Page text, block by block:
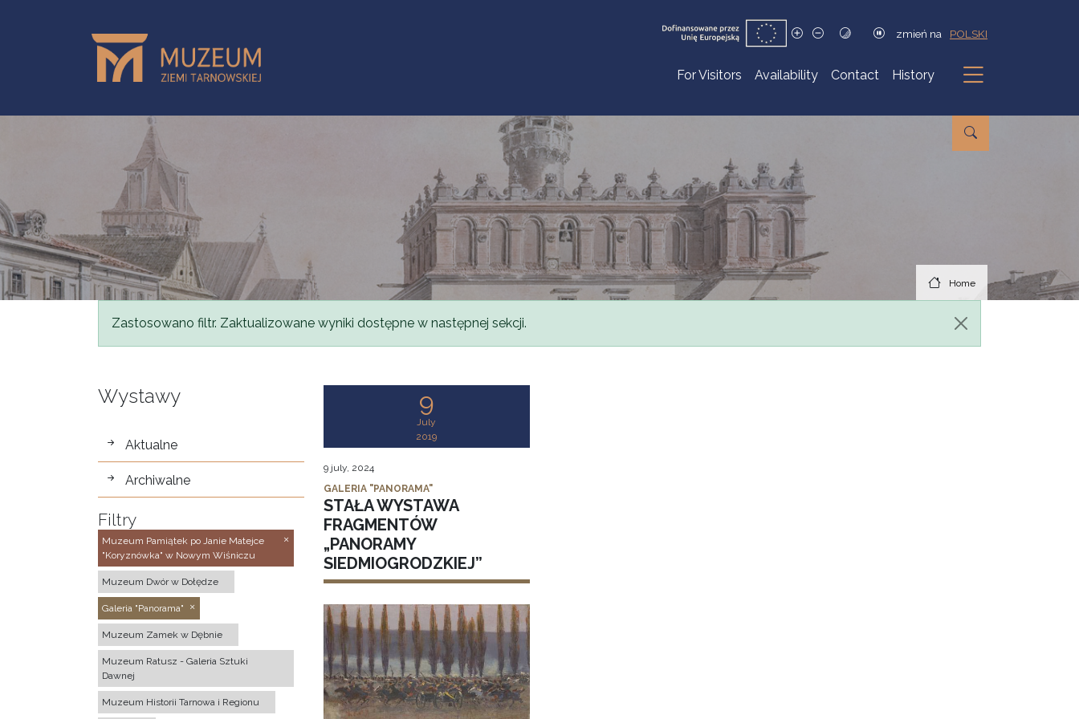
zmień na POLSKI
For Visitors Availability Contact History
Submenu
Home
Status message
Zastosowano filtr. Zaktualizowane wyniki dostępne w następnej sekcji.
Wystawy
wystawy
Aktualne
Archiwalne
Filtry
Muzeum Pamiątek po Janie Matejce
"Koryznówka" w Nowym Wiśniczu
Muzeum Dwór w Dołędze
Galeria "Panorama"
Muzeum Zamek w Dębnie
Muzeum Ratusz - Galeria Sztuki
Dawnej
Muzeum Historii Tarnowa i Regionu
9
July
2019
9 july, 2024
GALERIA "PANORAMA"
STAŁA WYSTAWA
FRAGMENTÓW
„PANORAMY
SIEDMIOGRODZKIEJ”